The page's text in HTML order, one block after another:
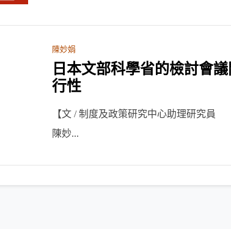
陳妙娟
日本文部科學省的檢討會
行性
【文 / 制度及政策研究中心助理研究員
陳妙...